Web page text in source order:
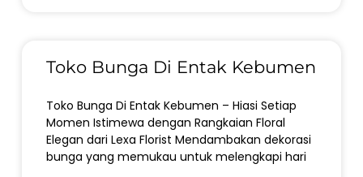
Toko Bunga Di Entak Kebumen
Toko Bunga Di Entak Kebumen – Hiasi Setiap
Momen Istimewa dengan Rangkaian Floral
Elegan dari Lexa Florist Mendambakan dekorasi
bunga yang memukau untuk melengkapi hari